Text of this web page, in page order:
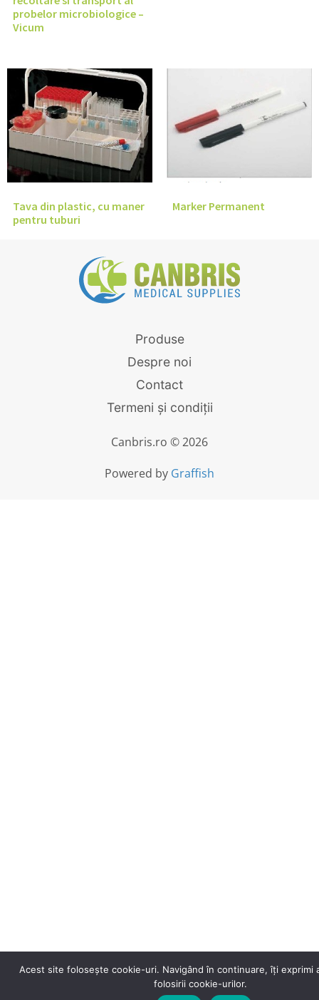
probelor microbiologice –
Vicum
Tava din plastic, cu maner
pentru tuburi
Marker Permanent
Produse
Despre noi
Contact
Termeni și condiții
Canbris.ro © 2026
Powered by Graffish
Acest site folosește cookie-uri. Navigând în continuare, îți exprimi
folosirii cookie-urilor.